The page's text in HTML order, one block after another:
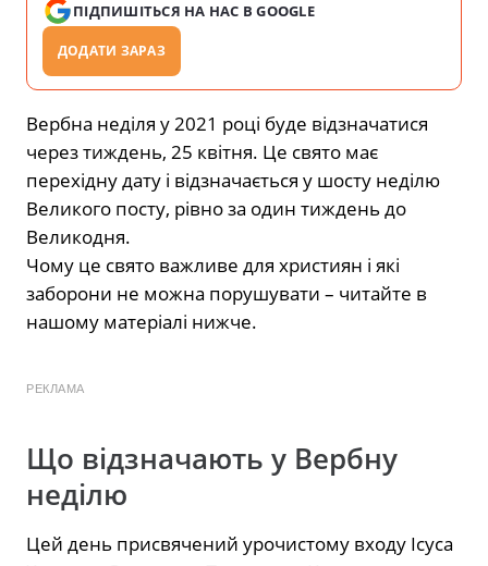
ПІДПИШІТЬСЯ НА НАС В GOOGLE
ДОДАТИ ЗАРАЗ
Вербна неділя у 2021 році буде відзначатися
через тиждень, 25 квітня. Це свято має
перехідну дату і відзначається у шосту неділю
Великого посту, рівно за один тиждень до
Великодня.
Чому це свято важливе для християн і які
заборони не можна порушувати – читайте в
нашому матеріалі нижче.
РЕКЛАМА
Що відзначають у Вербну
неділю
Цей день присвячений урочистому входу Ісуса